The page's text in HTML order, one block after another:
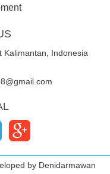
Kalimantan, Indonesia
by Denidarmawan